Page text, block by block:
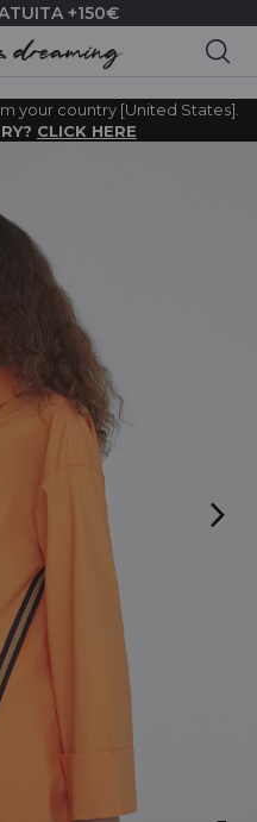
+150€
your country [United States].
CLICK HERE